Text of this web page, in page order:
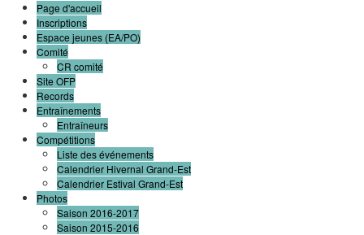
Page d'accueil
Inscriptions
Espace jeunes (EA/PO)
Comité
CR comité
Site OFP
Records
Entraînements
Entraîneurs
Compétitions
Liste des événements
Calendrier Hivernal Grand-Est
Calendrier Estival Grand-Est
Photos
Saison 2016-2017
Saison 2015-2016